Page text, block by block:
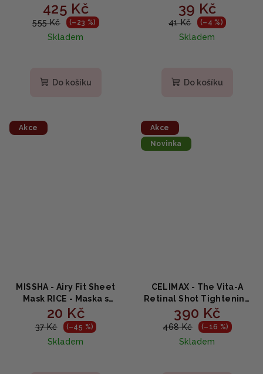
tonikum s rýžovou vodou
a niacinamidem 250ml
425 Kč
555 Kč (–23 %)
Skladem
Do košíku
Rozjasňující pleťové
sérum 2ml SAMPLE
39 Kč
41 Kč (–4 %)
Skladem
Do košíku
Akce
MISSHA - Airy Fit Sheet
Mask RICE - Maska s
rýžovým extraktem 19g
20 Kč
37 Kč (–45 %)
Skladem
Akce
Novinka
CELIMAX - The Vita-A
Retinal Shot Tightening
Booster - Omlazující
booster s retinalem 15ml
390 Kč
468 Kč (–16 %)
Skladem